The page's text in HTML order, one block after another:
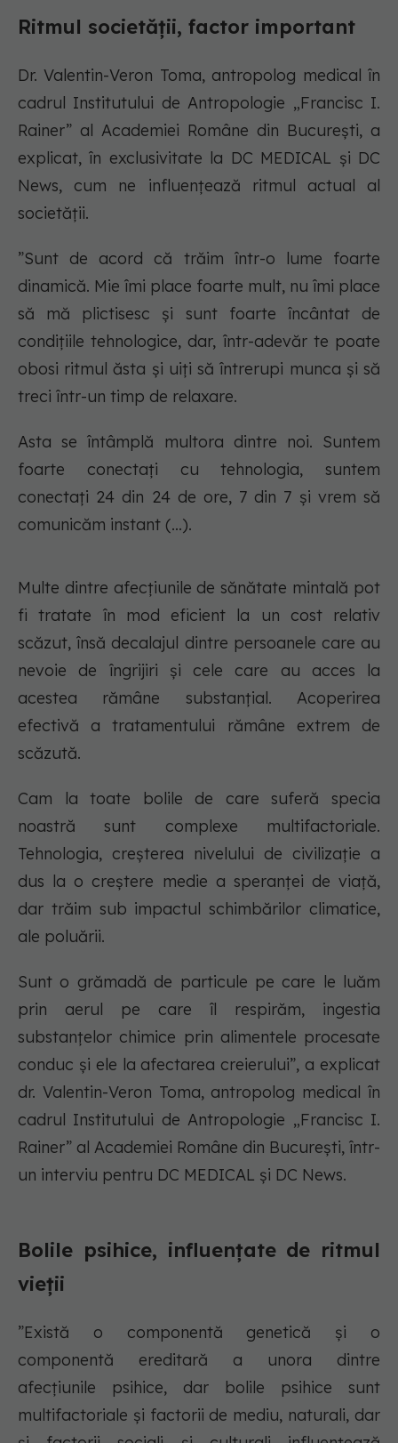
Ritmul societății, factor important
Dr. Valentin-Veron Toma, antropolog medical în
cadrul Institutului de Antropologie „Francisc I.
Rainer” al Academiei Române din București, a
explicat, în exclusivitate la DC MEDICAL și DC
News, cum ne influențează ritmul actual al
societății.
”Sunt de acord că trăim într-o lume foarte
dinamică. Mie îmi place foarte mult, nu îmi place
să mă plictisesc și sunt foarte încântat de
condițiile tehnologice, dar, într-adevăr te poate
obosi ritmul ăsta și uiți să întrerupi munca și să
treci într-un timp de relaxare.
Asta se întâmplă multora dintre noi. Suntem
foarte conectați cu tehnologia, suntem
conectați 24 din 24 de ore, 7 din 7 și vrem să
comunicăm instant (…).
Multe dintre afecțiunile de sănătate mintală pot
fi tratate în mod eficient la un cost relativ
scăzut, însă decalajul dintre persoanele care au
nevoie de îngrijiri și cele care au acces la
acestea rămâne substanțial. Acoperirea
efectivă a tratamentului rămâne extrem de
scăzută.
Cam la toate bolile de care suferă specia
noastră sunt complexe multifactoriale.
Tehnologia, creșterea nivelului de civilizație a
dus la o creștere medie a speranței de viață,
dar trăim sub impactul schimbărilor climatice,
ale poluării.
Sunt o grămadă de particule pe care le luăm
prin aerul pe care îl respirăm, ingestia
substanțelor chimice prin alimentele procesate
conduc și ele la afectarea creierului”, a explicat
dr. Valentin-Veron Toma, antropolog medical în
cadrul Institutului de Antropologie „Francisc I.
Rainer” al Academiei Române din București, într-
un interviu pentru DC MEDICAL și DC News.
Bolile psihice, influențate de ritmul
vieții
”Există o componentă genetică și o
componentă ereditară a unora dintre
afecțiunile psihice, dar bolile psihice sunt
multifactoriale și factorii de mediu, naturali, dar